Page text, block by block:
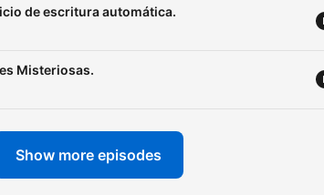
de escritura automática.
Misteriosas.
Show more episodes